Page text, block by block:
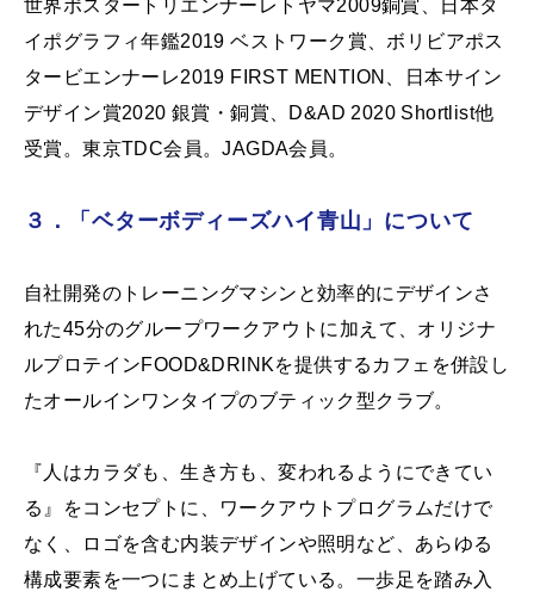
世界ポスタートリエンナーレトヤマ2009銅賞、日本タ
イポグラフィ年鑑2019 ベストワーク賞、ボリビアポス
タービエンナーレ2019 FIRST MENTION、日本サイン
デザイン賞2020 銀賞・銅賞、D&AD 2020 Shortlist他
受賞。東京TDC会員。JAGDA会員。
３．「ベターボディーズハイ青山」について
自社開発のトレーニングマシンと効率的にデザインさ
れた45分のグループワークアウトに加えて、オリジナ
ルプロテインFOOD&DRINKを提供するカフェを併設し
たオールインワンタイプのブティック型クラブ。
『人はカラダも、生き方も、変われるようにできてい
る』をコンセプトに、ワークアウトプログラムだけで
なく、ロゴを含む内装デザインや照明など、あらゆる
構成要素を一つにまとめ上げている。一歩足を踏み入